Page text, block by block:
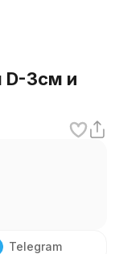
D-3см и
Telegram